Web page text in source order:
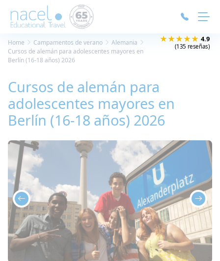
★★★★★ 4.9
(135 reseñas)
Home Campamentos de verano
Alemania
Cursos de alemán para adolescentes mayores en
Berlín (16-18 años) 2026
Cursos de alemán para
adolescentes mayores en
Berlín (16-18 años) 2026
Panel de gestión de cookies